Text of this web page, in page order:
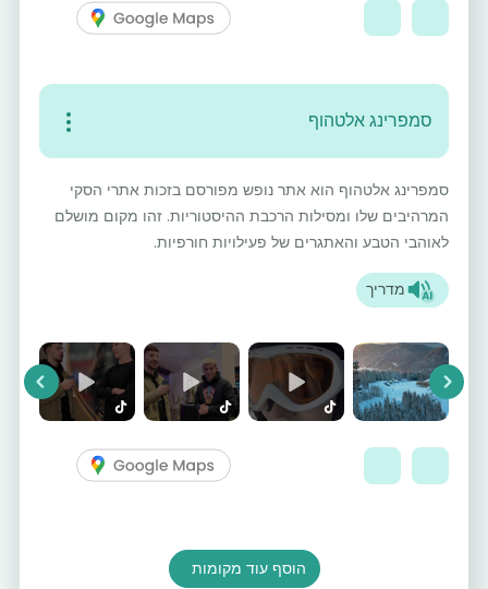
סמפרינג אלטהוף
סמפרינג אלטהוף הוא אתר נופש מפורסם בזכות אתרי הסקי
המרהיבים שלו ומסילות הרכבת ההיסטוריות. זהו מקום מושלם
לאוהבי הטבע והאתגרים של פעילויות חורפיות.
מדריך
Next
הוסף עוד מקומות